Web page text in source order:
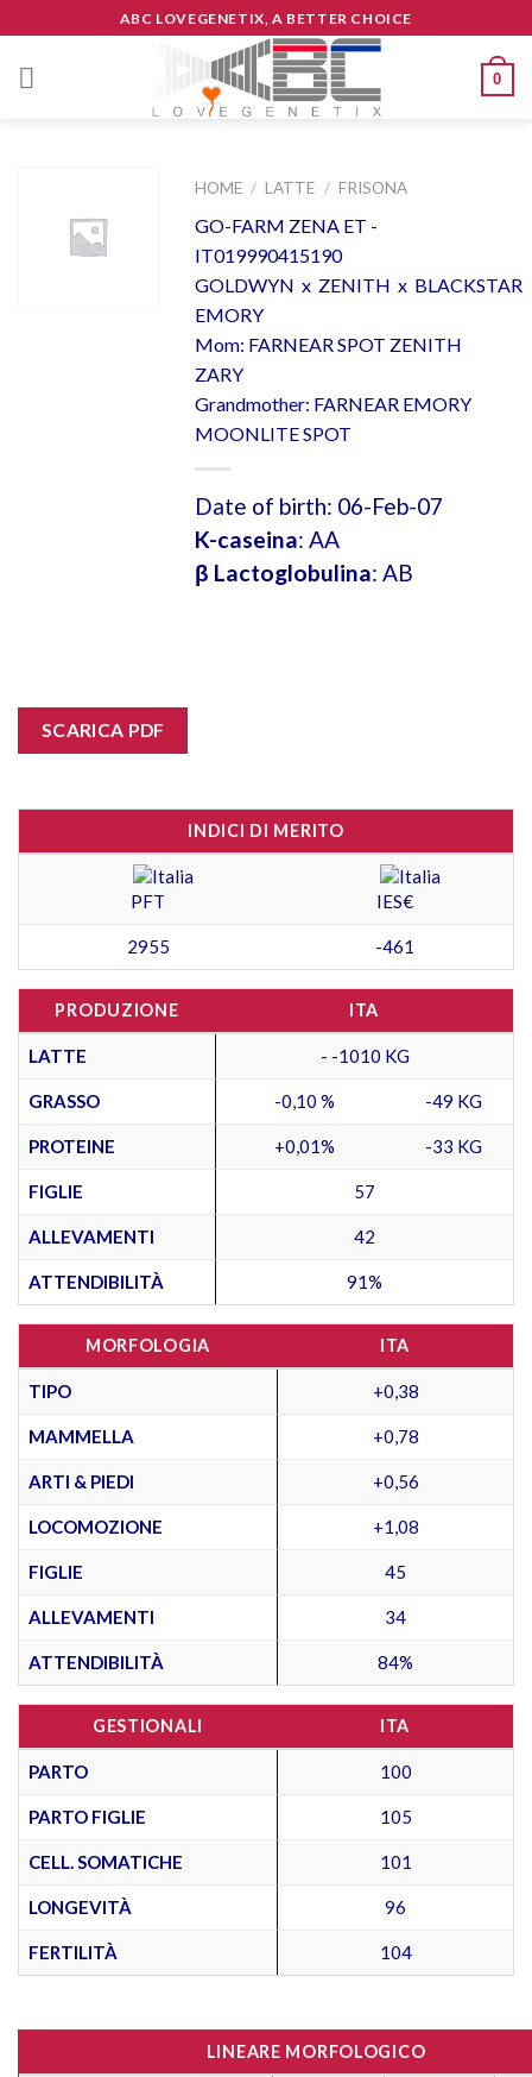
to
content
ABC LOVEGENETIX, A BETTER CHOICE
0
HOME / LATTE / FRISONA
GO-FARM ZENA ET -
IT019990415190
GOLDWYN x ZENITH x BLACKSTAR
EMORY
Mom: FARNEAR SPOT ZENITH
ZARY
Grandmother: FARNEAR EMORY
MOONLITE SPOT
Date of birth: 06-Feb-07
K-caseina: AA
β Lactoglobulina: AB
SCARICA PDF
INDICI DI MERITO
PFT IES€
2955 -461
PRODUZIONE ITA
LATTE - -1010 KG
GRASSO -0,10 % -49 KG
PROTEINE +0,01% -33 KG
FIGLIE 57
ALLEVAMENTI 42
ATTENDIBILITÀ 91%
MORFOLOGIA ITA
TIPO +0,38
MAMMELLA +0,78
ARTI & PIEDI +0,56
LOCOMOZIONE +1,08
FIGLIE 45
ALLEVAMENTI 34
ATTENDIBILITÀ 84%
GESTIONALI ITA
PARTO 100
PARTO FIGLIE 105
CELL. SOMATICHE 101
LONGEVITÀ 96
FERTILITÀ 104
LINEARE MORFOLOGICO